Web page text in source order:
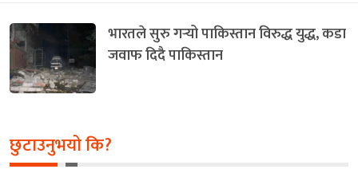
भारतले सुरु गर्‍यो पाकिस्तान विरुद्ध युद्ध, कडा
जवाफ दिदै पाकिस्तान
छुटाउनुभयो कि?